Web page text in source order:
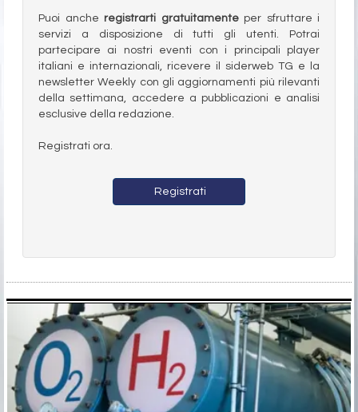
Puoi anche registrarti gratuitamenteper sfruttare i
servizi a disposizione di tutti gli utenti. Potrai
partecipare ai nostri eventi con i principali player
italiani e internazionali, ricevere il siderweb TG e la
newsletter Weekly con gli aggiornamenti più rilevanti
della settimana, accedere a pubblicazioni e analisi
esclusive della redazione.
Registrati ora.
Registrati